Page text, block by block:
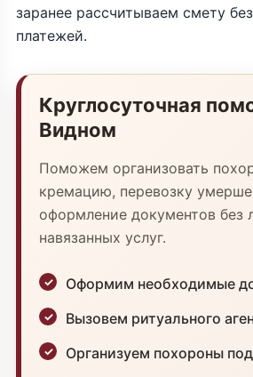
заранее рассчитываем смету
платежей.
Круглосуточная
Видном
Поможем организовать
кремацию, перевозку
оформление документов без
навязанных услуг.
Оформим необходимые
Вызовем ритуального
Организуем похороны